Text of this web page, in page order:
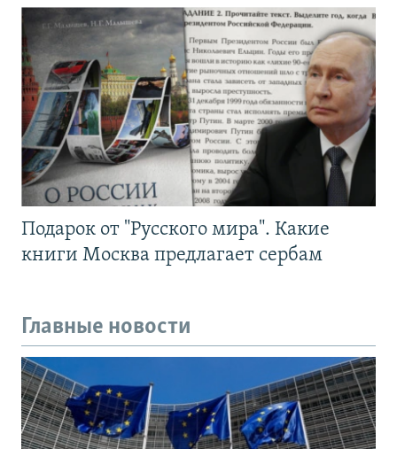
Подарок от "Русского мира". Какие
книги Москва предлагает сербам
Главные новости